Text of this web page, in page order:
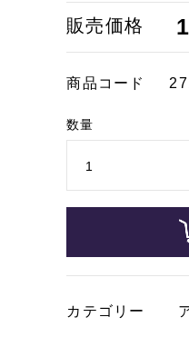
販売価格
商品コード
数量
カテゴリー